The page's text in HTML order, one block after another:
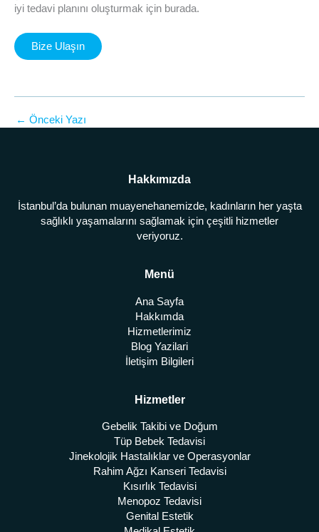
iyi tedavi planını oluşturmak için burada.
Bize Ulaşın
← Önceki Yazı
Hakkımızda
İstanbul’da bulunan muayenehanemizde, kadınların her yaşta
sağlıklı yaşamalarını sağlamak için çeşitli hizmetler
veriyoruz.
Menü
Ana Sayfa
Hakkımda
Hizmetlerimiz
Blog Yazilari
İletişim Bilgileri
Hizmetler
Gebelik Takibi ve Doğum
Tüp Bebek Tedavisi
Jinekolojik Hastalıklar ve Operasyonlar
Rahim Ağzı Kanseri Tedavisi
Kısırlık Tedavisi
Menopoz Tedavisi
Genital Estetik